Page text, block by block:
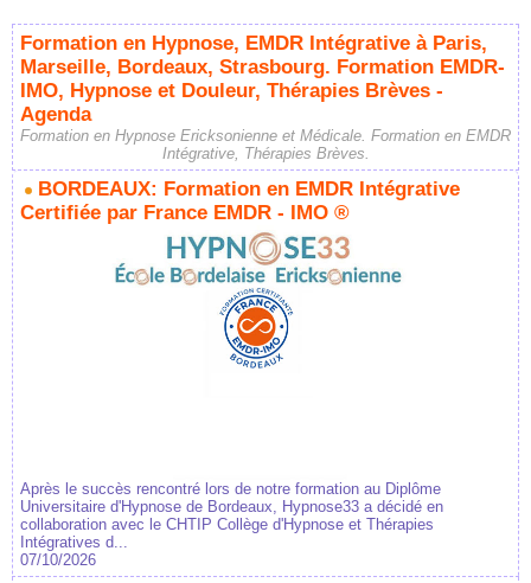
Formation en Hypnose, EMDR Intégrative à Paris,
Marseille, Bordeaux, Strasbourg. Formation EMDR-
IMO, Hypnose et Douleur, Thérapies Brèves -
Agenda
Formation en Hypnose Ericksonienne et Médicale. Formation en EMDR
Intégrative, Thérapies Brèves.
BORDEAUX: Formation en EMDR Intégrative
Certifiée par France EMDR - IMO ®
Après le succès rencontré lors de notre formation au Diplôme
Universitaire d'Hypnose de Bordeaux, Hypnose33 a décidé en
collaboration avec le CHTIP Collège d'Hypnose et Thérapies
Intégratives d...
07/10/2026